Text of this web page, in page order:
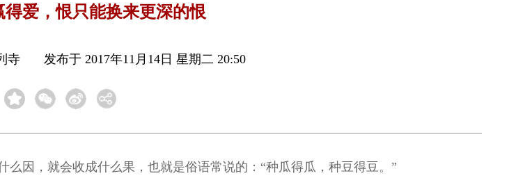
得爱，恨只能换来更深的恨
寺 发布于 2017年11月14日 星期二 20:50
因，就会收成什么果，也就是俗语常说的：“种瓜得瓜，种豆得豆。”